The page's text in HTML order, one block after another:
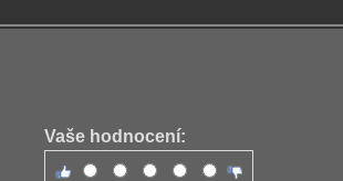
Vaše hodnocení: